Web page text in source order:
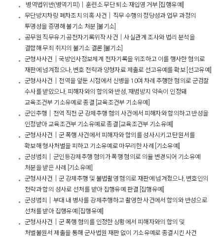
병역법위반(병역기피)│훈련소 무단 퇴소·재입영 거부 [집행유예]
무단방지차량 폐차조치 의혹 사건│직무 수행의 정당성과 업무 과정의
투명성을 증명해 불기소 처분 [불기소]
공무원 직무유기·공전자기록위작 사건│사실관계 조사와 법리 분석을
결합해 무죄 취지의 불기소 결론 [불기소]
군형사사건│국방인사정보체계 전자기록을 위조하고 이를 행사한 혐의로
재판에 넘겨졌으나, 변호 전략과 양형자료 제출로 선고유예를 확보 [선고유예]
군형사사건│전역을 앞둔 시점에서 신병을 10여 차례 추행한 혐의로 군검찰
수사를 받았으나, 피해자와의 합의와 반성, 재범방지 약속이 인정돼
교육조건부 기소유예로 종결 [교육조건부 기소유예]
군인추행│전역 직전 군 강제추행 혐의 사건에서 피해자와 합의하고 반성을
인정받아 교육조건부 기소유예로 종결 [교육조건부 기소유예]
군형사사건│군 폭행 사건에서 피해자와 합의를 성사시키고 탄원서를
확보해 형사처벌을 피하고 기소유예로 마무리한 사례 [기소유예]
군성범죄│군인등강제추행 혐의가 폭행 혐의로 의율 변경되어 기소유예
처분을 받은 사례 [기소유예]
군형사사건│군 강제추행 및 불법촬영 혐의로 재판에 넘겨졌으나, 변호인의
전략과 합의 성사로 선처를 받아 집행유예 판결 [집행유예]
군성범죄│부대 내 병사를 강제추행하고 촬영한 사건에서 합의와 반성으로
선처를 받아 집행유예 [집행유예]
군형사사건│군 폭행 혐의를 인정한 상황에서 피해자와의 합의 및
처벌불원서 제출을 통해 군사법원 재판 없이 기소유예로 종결시킨 사건